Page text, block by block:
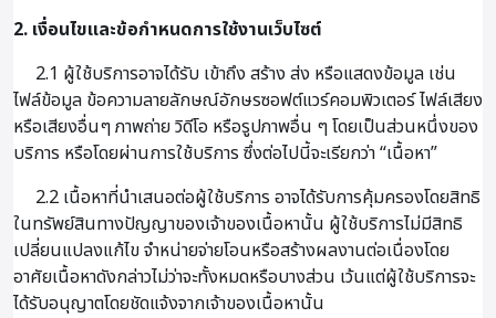
2. เงื่อนไขและข้อกำหนดการใช้งานเว็บไซต์
2.1 ผู้ใช้บริการอาจได้รับ เข้าถึง สร้าง ส่ง หรือแสดงข้อมูล เช่น
ไฟล์ข้อมูล ข้อความลายลักษณ์อักษรซอฟต์แวร์คอมพิวเตอร์ ไฟล์เสียง
หรือเสียงอื่นๆ ภาพถ่าย วิดีโอ หรือรูปภาพอื่น ๆ โดยเป็นส่วนหนึ่งของ
บริการ หรือโดยผ่านการใช้บริการ ซึ่งต่อไปนี้จะเรียกว่า “เนื้อหา”
2.2 เนื้อหาที่นำเสนอต่อผู้ใช้บริการ อาจได้รับการคุ้มครองโดยสิทธิ
ในทรัพย์สินทางปัญญาของเจ้าของเนื้อหานั้น ผู้ใช้บริการไม่มีสิทธิ
เปลี่ยนแปลงแก้ไข จำหน่ายจ่ายโอนหรือสร้างผลงานต่อเนื่องโดย
อาศัยเนื้อหาดังกล่าวไม่ว่าจะทั้งหมดหรือบางส่วน เว้นแต่ผู้ใช้บริการจะ
ได้รับอนุญาตโดยชัดแจ้งจากเจ้าของเนื้อหานั้น